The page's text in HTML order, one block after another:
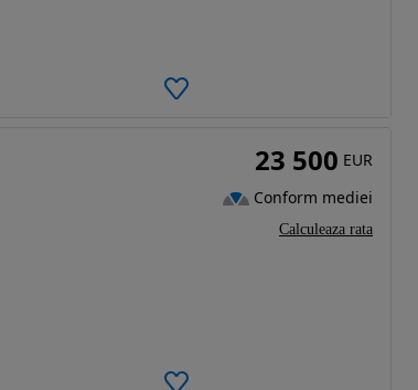
23 500 EUR
Conform mediei
Calculeaza rata